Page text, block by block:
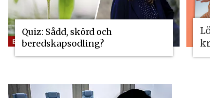
Quiz: Sådd, skörd och
beredskapsodling?